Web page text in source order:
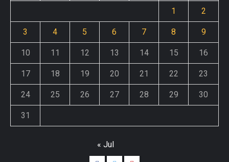
1 2
3 4 5 6 7 8 9
10 11 12 13 14 15 16
17 18 19 20 21 22 23
24 25 26 27 28 29 30
31
« Jul